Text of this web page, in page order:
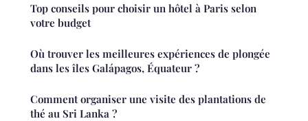
Top conseils pour choisir un hôtel à Paris selon
votre budget
Où trouver les meilleures expériences de plongée
dans les îles Galápagos, Équateur ?
Comment organiser une visite des plantations de
thé au Sri Lanka ?